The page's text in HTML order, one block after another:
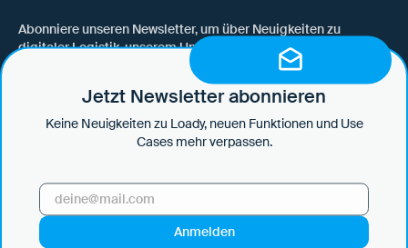
Abonniere unseren Newsletter, um über Neuigkeiten zu
digitaler Logistik, unserem Unternehmen, neuen Funktionen
und Use Cases auf dem Laufenden zu bleiben.
Hiermit willige ich ein, dass mich die Loady GmbH per E-Mail über
News und Updates informiert und diese Informationen in
regelmäßigen Abständen versendet. Ich bin mir bewusst, dass ich
diese Einwilligung jederzeit mit Wirkung für die Zukunft widerrufen
Jetzt Newsletter abonnieren
Keine Neuigkeiten zu Loady, neuen Funktionen und Use
Cases mehr verpassen.